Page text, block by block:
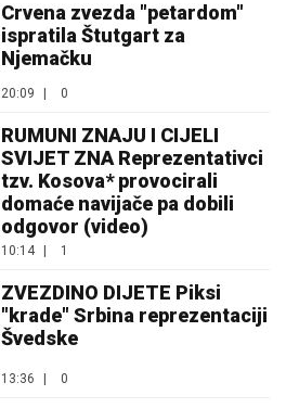
Crvena zvezda "petardom"
ispratila Štutgart za
Njemačku
20:09 | 0
RUMUNI ZNAJU I CIJELI
SVIJET ZNA Reprezentativci
tzv. Kosova* provocirali
domaće navijače pa dobili
odgovor (video)
10:14 | 1
ZVEZDINO DIJETE Piksi
"krade" Srbina reprezentaciji
Švedske
13:36 0